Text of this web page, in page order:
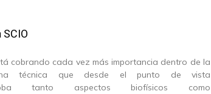
cobrando cada vez más importancia dentro de la
técnica que desde el punto de vista
tanto aspectos biofísicos como